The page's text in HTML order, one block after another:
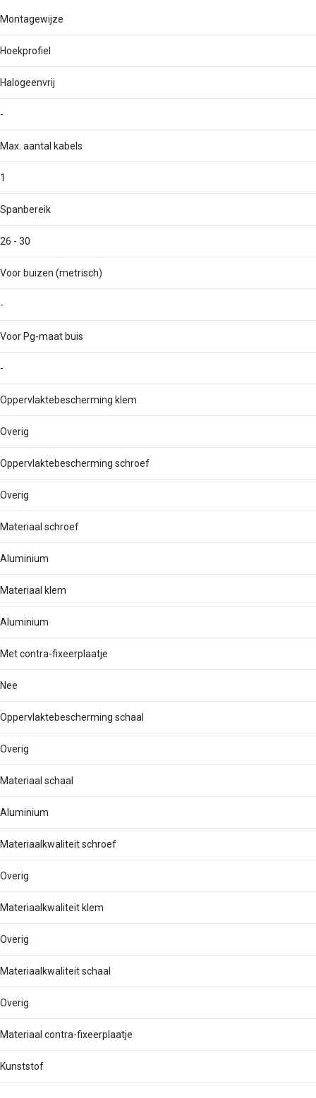
Montagewijze
Hoekprofiel
Halogeenvrij
-
Max. aantal kabels
1
Spanbereik
26 - 30
Voor buizen (metrisch)
-
Voor Pg-maat buis
-
Oppervlaktebescherming klem
Overig
Oppervlaktebescherming schroef
Overig
Materiaal schroef
Aluminium
Materiaal klem
Aluminium
Met contra-fixeerplaatje
Nee
Oppervlaktebescherming schaal
Overig
Materiaal schaal
Aluminium
Materiaalkwaliteit schroef
Overig
Materiaalkwaliteit klem
Overig
Materiaalkwaliteit schaal
Overig
Materiaal contra-fixeerplaatje
Kunststof